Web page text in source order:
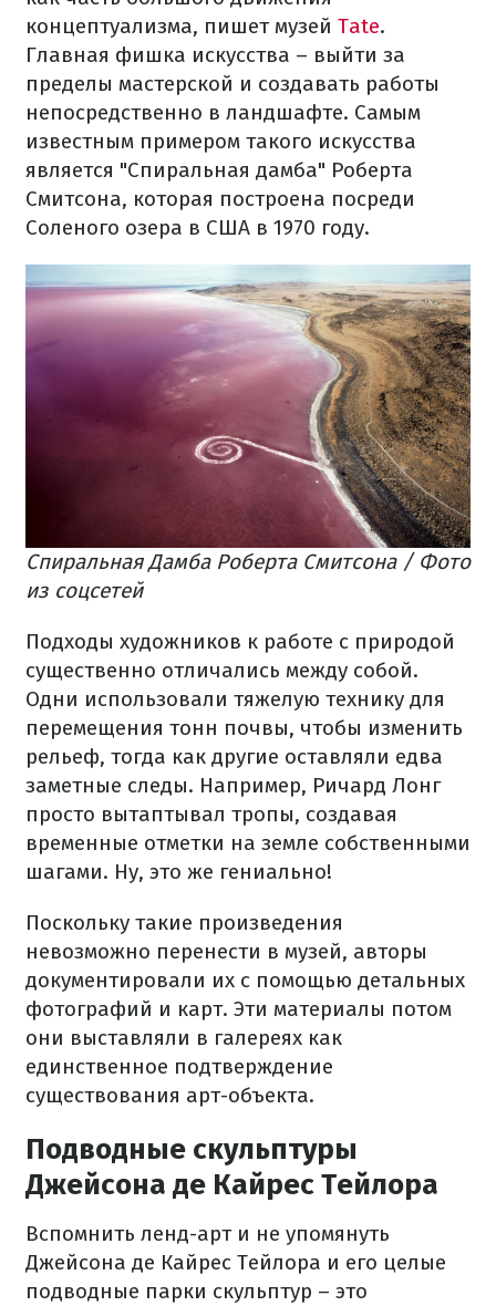
концептуализма, пишет музей Tate.
Главная фишка искусства – выйти за
пределы мастерской и создавать работы
непосредственно в ландшафте. Самым
известным примером такого искусства
является "Спиральная дамба" Роберта
Смитсона, которая построена посреди
Соленого озера в США в 1970 году.
Спиральная Дамба Роберта Смитсона / Фото
из соцсетей
Подходы художников к работе с природой
существенно отличались между собой.
Одни использовали тяжелую технику для
перемещения тонн почвы, чтобы изменить
рельеф, тогда как другие оставляли едва
заметные следы. Например, Ричард Лонг
просто вытаптывал тропы, создавая
временные отметки на земле собственными
шагами. Ну, это же гениально!
Поскольку такие произведения
невозможно перенести в музей, авторы
документировали их с помощью детальных
фотографий и карт. Эти материалы потом
они выставляли в галереях как
единственное подтверждение
существования арт-объекта.
Подводные скульптуры
Джейсона де Кайрес Тейлора
Вспомнить ленд-арт и не упомянуть
Джейсона де Кайрес Тейлора и его целые
подводные парки скульптур – это